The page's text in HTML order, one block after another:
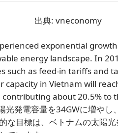
出典: vneconomy
exponential
energy landscape. In
such as feed-in tariffs and
in Vietnam will
about 20.5% to
光発電容量を34GWに増や
な目標は、ベトナムの太陽